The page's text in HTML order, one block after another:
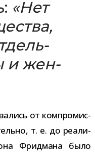
«Нет
и жен­
от ком­про­мис­
т. е. до реа­ли­
Фридмана было